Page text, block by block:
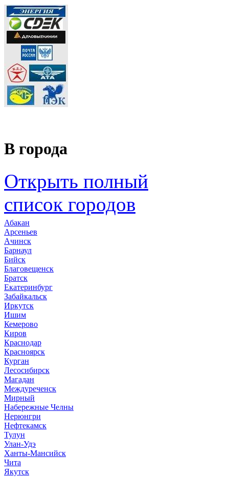
В города
Открыть полный
список городов
Абакан
Арсеньев
Ачинск
Барнаул
Бийск
Благовещенск
Братск
Екатеринбург
Забайкальск
Иркутск
Ишим
Кемерово
Киров
Краснодар
Красноярск
Курган
Лесосибирск
Магадан
Междуреченск
Мирный
Набережные Челны
Нерюнгри
Нефтекамск
Тулун
Улан-Удэ
Ханты-Мансийск
Чита
Якутск